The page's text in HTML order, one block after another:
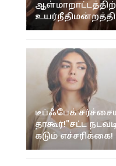
டீப்ஃபேக்
தாகூர்!"சட்ட
கடும் எச்சரிக்கை!